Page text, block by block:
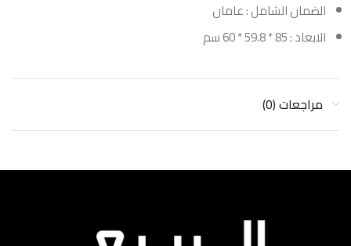
الضمان الشامل : عامان
الابعاد : 85 * 59.8 * 60 سم
مراجعات (0)